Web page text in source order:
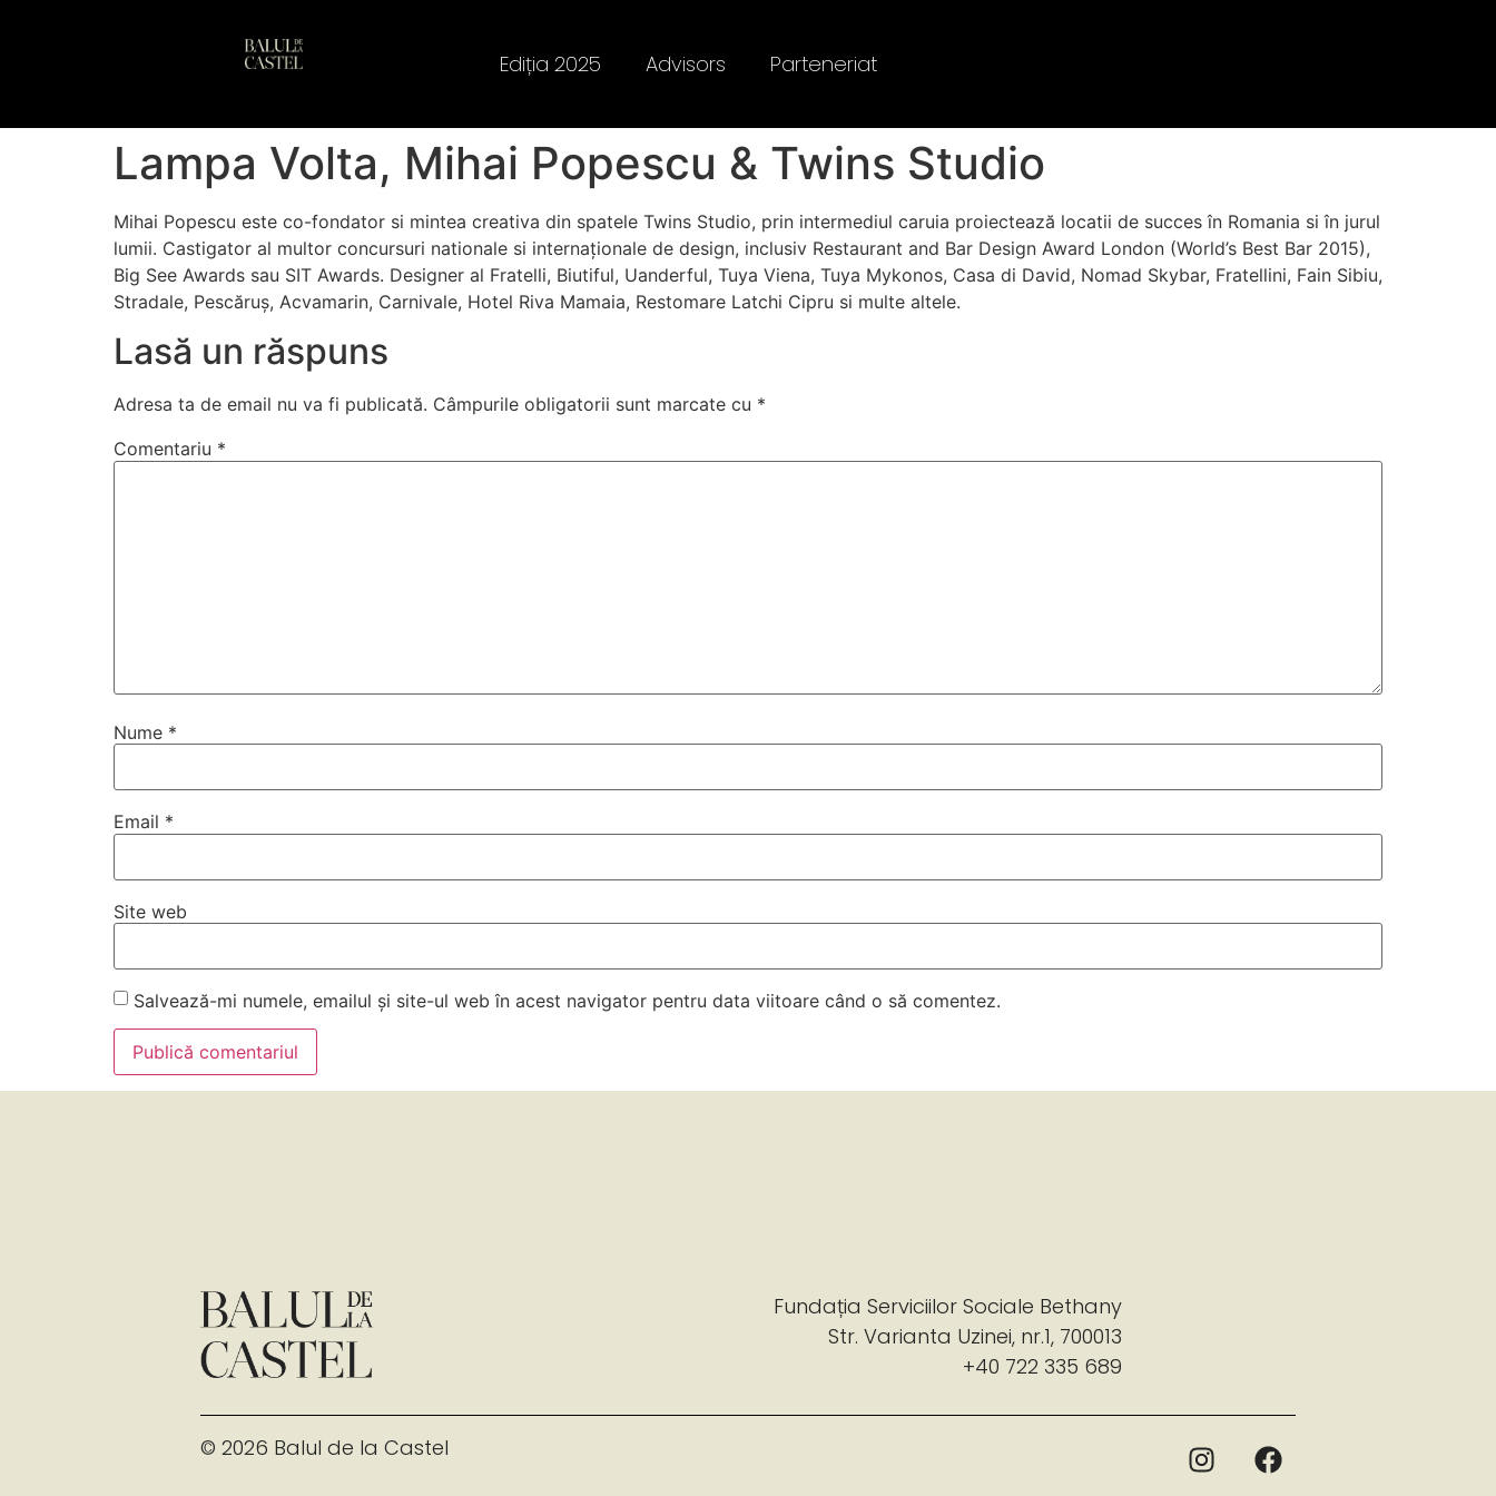
Ediția 2025 Advisors Parteneriat
Lampa Volta, Mihai Popescu & Twins Studio
Mihai Popescu este co-fondator si mintea creativa din spatele Twins Studio, prin intermediul caruia proiectează locatii de succes în Romania si în jurul
lumii. Castigator al multor concursuri nationale si internaționale de design, inclusiv Restaurant and Bar Design Award London (World’s Best Bar 2015),
Big See Awards sau SIT Awards. Designer al Fratelli, Biutiful, Uanderful, Tuya Viena, Tuya Mykonos, Casa di David, Nomad Skybar, Fratellini, Fain Sibiu,
Stradale, Pescăruș, Acvamarin, Carnivale, Hotel Riva Mamaia, Restomare Latchi Cipru si multe altele.
Lasă un răspuns
Adresa ta de email nu va fi publicată. Câmpurile obligatorii sunt marcate cu *
Comentariu *
Nume *
Email *
Site web
Salvează-mi numele, emailul și site-ul web în acest navigator pentru data viitoare când o să comentez.
Fundația Serviciilor Sociale Bethany
Str. Varianta Uzinei, nr.1, 700013
+40 722 335 689
© 2026 Balul de la Castel